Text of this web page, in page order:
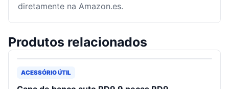
diretamente na Amazon.es.
Produtos relacionados
ACESSÓRIO ÚTIL